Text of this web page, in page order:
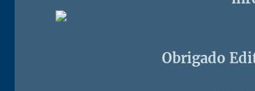
Obrigado